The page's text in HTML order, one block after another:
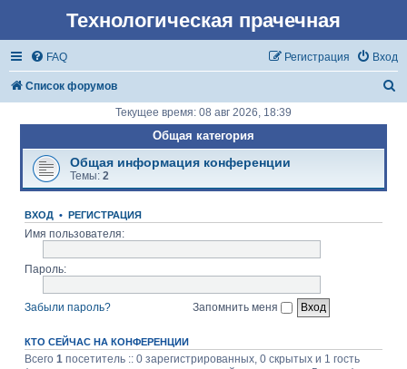
Технологическая прачечная
FAQ Вход
Регистрация
Список форумов
Текущее время: 08 авг 2026, 18:39
Общая категория
Общая информация конференции
Темы: 2
ВХОД• РЕГИСТРАЦИЯ
Имя пользователя:
Пароль:
Забыли пароль? Запомнить меня
КТО СЕЙЧАС НА КОНФЕРЕНЦИИ
Всего 1посетитель :: 0 зарегистрированных, 0 скрытых и 1 гость